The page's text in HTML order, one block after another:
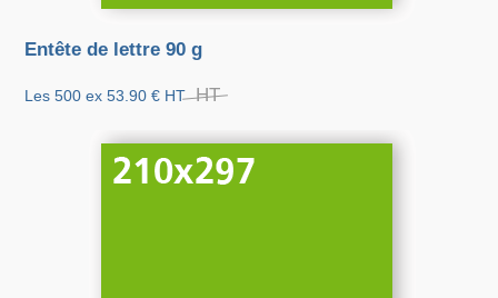
Entête de lettre 90 g
Les 500 ex 53.90 € HT HT